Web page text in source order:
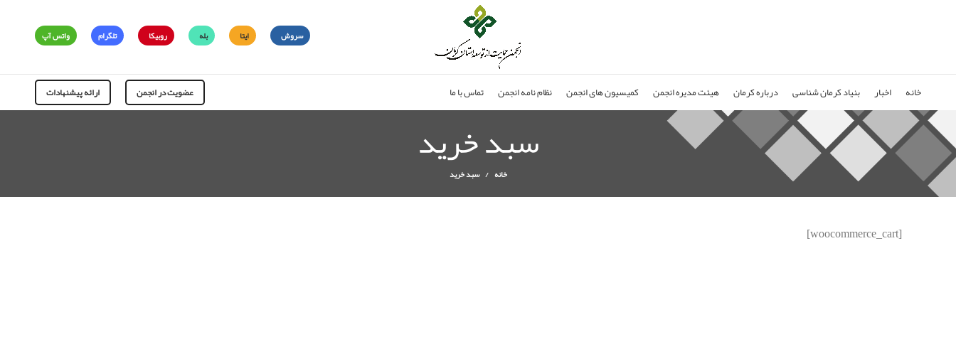
سروش ایتا بله روبیکا تلگرام واتس آپ
خانه اخبار بنیاد کرمان شناسی درباره کرمان هیئت مدیره انجمن کمیسیون های انجمن نظام نامه انجمن تماس با ما عضویت در انجمن ارائه پیشنهادات
سبد خرید
خانه سبد خرید
[woocommerce_cart]